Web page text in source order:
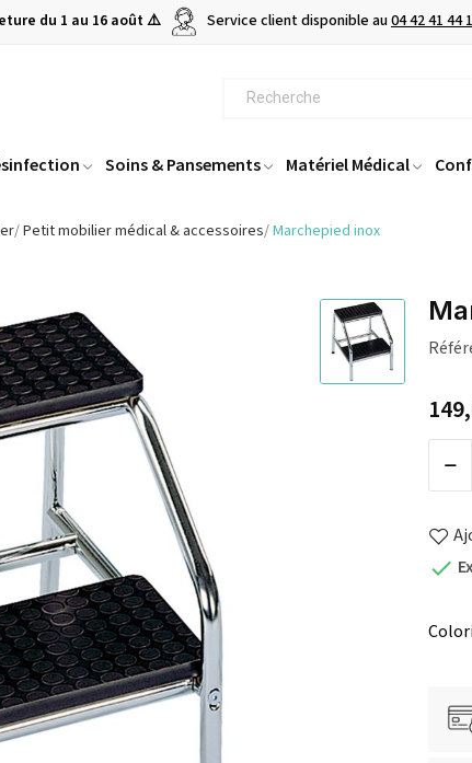
du 1 au 16 août ⚠️ Service client disponible au04 42 41 44
Soins & Pansements Matériel Médical
Petit mobilier médical & accessoires Marchepied inox
